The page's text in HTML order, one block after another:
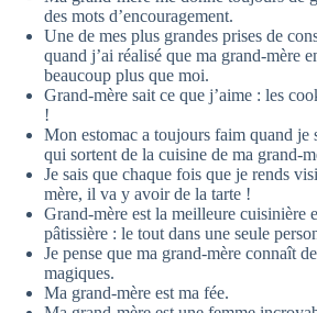
des mots d’encouragement.
Une de mes plus grandes prises de
quand j’ai réalisé que ma grand-mère
beaucoup plus que moi.
Grand-mère sait ce que j’aime : les
!
Mon estomac a toujours faim quand je
qui sortent de la cuisine de ma grand-
Je sais que chaque fois que je rends
mère, il va y avoir de la tarte !
Grand-mère est la meilleure cuisinière
pâtissière : le tout dans une seule
Je pense que ma grand-mère connaît
magiques.
Ma grand-mère est ma fée.